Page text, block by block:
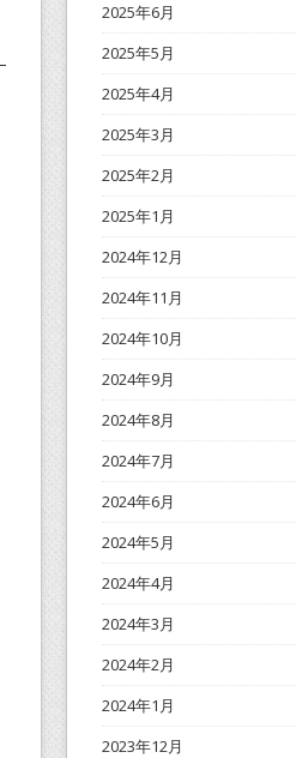
2025年6月
2025年5月
2025年4月
2025年3月
2025年2月
2025年1月
2024年12月
2024年11月
2024年10月
2024年9月
2024年8月
2024年7月
2024年6月
2024年5月
2024年4月
2024年3月
2024年2月
2024年1月
2023年12月